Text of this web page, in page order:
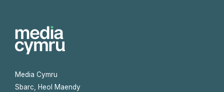
Media Cymru
Sbarc, Heol Maendy